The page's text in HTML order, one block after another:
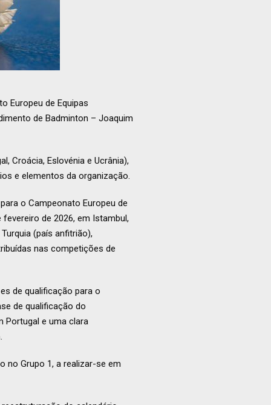
Europeu de Equipas
de Badminton – Joaquim
Croácia, Eslovénia e Ucrânia),
e elementos da organização.
o Campeonato Europeu de
de 2026, em Istambul,
(país anfitrião),
nas competições de
de qualificação para o
de qualificação do
Portugal e uma clara
no Grupo 1, a realizar-se em